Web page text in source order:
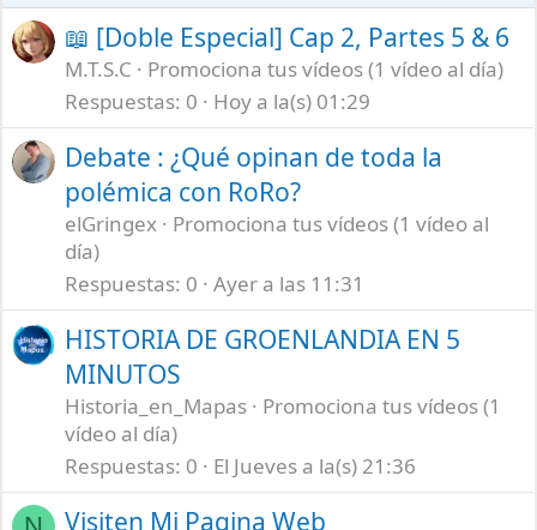
📖 [Doble Especial] Cap 2, Partes 5 & 6
M.T.S.C
Promociona tus vídeos (1 vídeo al día)
Respuestas 0 Hoy a la(s) 01:29
Debate : ¿Qué opinan de toda la
polémica con RoRo?
elGringex
Promociona tus vídeos (1 vídeo al
día)
Respuestas 0 Ayer a las 11:31
HISTORIA DE GROENLANDIA EN 5
MINUTOS
Historia_en_Mapas
Promociona tus vídeos (1
vídeo al día)
Respuestas 0 El Jueves a la(s) 21:36
Visiten Mi Pagina Web